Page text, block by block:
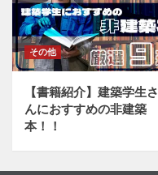
その他
【書籍紹介】建築学生さ
んにおすすめの非建築
本！！